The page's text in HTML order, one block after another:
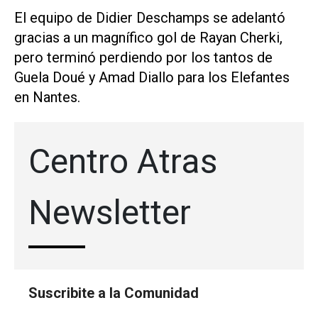
El equipo de Didier Deschamps se adelantó ​
gracias a ⁠un magnífico gol de Rayan Cherki,
pero ‌terminó perdiendo por los tantos de
Guela ⁠Doué y Amad Diallo ⁠para los Elefantes
en Nantes.